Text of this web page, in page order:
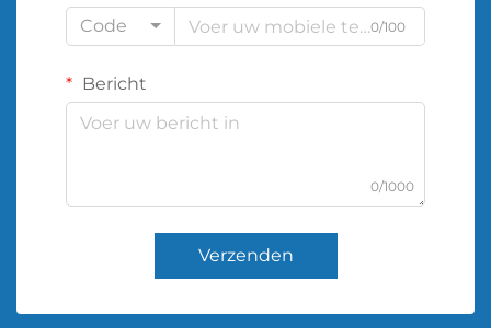
Code
0/100
Bericht
0/1000
Verzenden